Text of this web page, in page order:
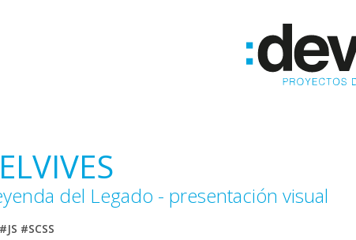
del Legado - presentación visual
#SCSS